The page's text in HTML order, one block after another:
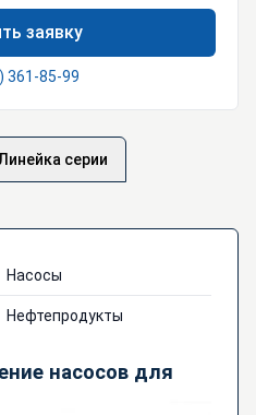
заявку
361-85-99
серии
Насосы
Нефтепродукты
насосов для